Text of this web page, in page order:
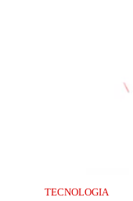
TECNOLOGIA